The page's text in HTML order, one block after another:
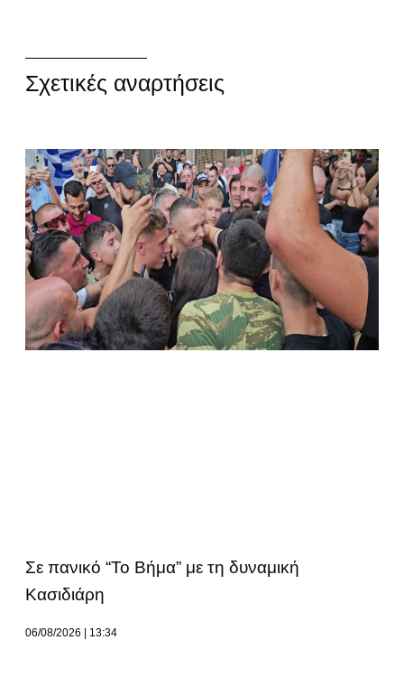
Σχετικές αναρτήσεις
Σε πανικό “Το Βήμα” με τη δυναμική
Κασιδιάρη
06/08/2026 13:34